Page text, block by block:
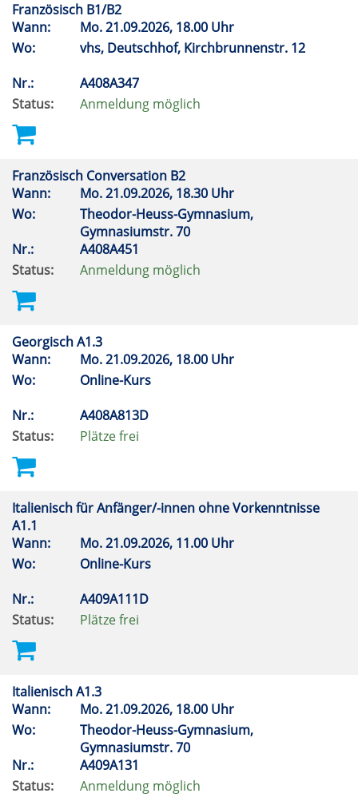
Französisch B1/B2
Wann:
Mo.21.09.2026, 18.00 Uhr
Wo:
vhs, Deutschhof, Kirchbrunnenstr. 12
Nr.:
A408A347
Status:
Anmeldung möglich
Französisch Conversation B2
Wann:
Mo.21.09.2026, 18.30 Uhr
Wo:
Theodor-Heuss-Gymnasium,
Gymnasiumstr. 70
Nr.:
A408A451
Status:
Anmeldung möglich
Georgisch A1.3
Wann:
Mo.21.09.2026, 18.00 Uhr
Wo:
Online-Kurs
Nr.:
A408A813D
Status:
Plätze frei
Italienisch für Anfänger/-innen ohne Vorkenntnisse
A1.1
Wann:
Mo.21.09.2026, 11.00 Uhr
Wo:
Online-Kurs
Nr.:
A409A111D
Status:
Plätze frei
Italienisch A1.3
Wann:
Mo.21.09.2026, 18.00 Uhr
Wo:
Theodor-Heuss-Gymnasium,
Gymnasiumstr. 70
Nr.:
A409A131
Status:
Anmeldung möglich